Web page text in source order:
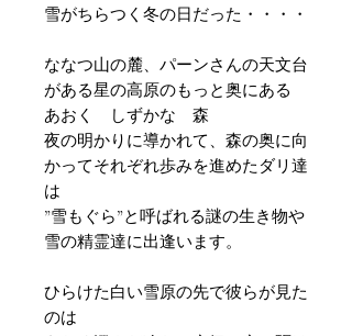
雪がちらつく冬の日だった・・・・
ななつ山の麓、パーンさんの天文台
がある星の高原のもっと奥にある
あおく しずかな 森
夜の明かりに導かれて、森の奥に向
かってそれぞれ歩みを進めたダリ達
は
”雪もぐら”と呼ばれる謎の生き物や
雪の精霊達に出逢います。
ひらけた白い雪原の先で彼らが見た
のは